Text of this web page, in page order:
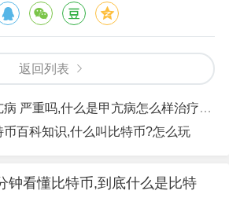
返回列表
严重吗,什么是甲亢病怎么样治疗严重吗?
币百科知识,什么叫比特币?怎么玩
钟看懂比特币,到底什么是比特